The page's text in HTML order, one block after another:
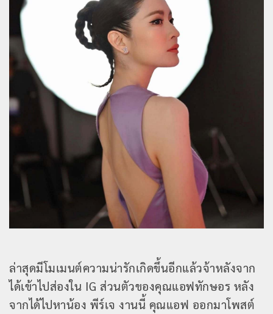
ล่าสุดมีโมเมนต์ความน่ารักเกิดขึ้นอีกแล้วจ้าหลังจาก
ได้เข้าไปส่องใน IG ส่วนตัวของคุณแอฟทักษอร หลัง
จากได้ไปหาน้อง พีร์เจ งานนี้ คุณแอฟ ออกมาโพสต์